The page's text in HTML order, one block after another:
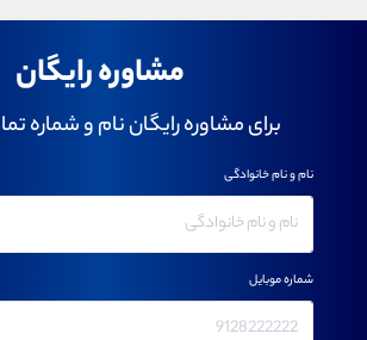
مشاوره رایگان
برای مشاوره رایگان نام و شماره
نام و نام خانوادگی
شماره موبایل